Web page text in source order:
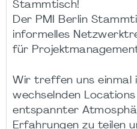
Stammtisch!
Der PMI Berlin
informelles
für
Wir treffen uns einmal
wechselnden
entspannter
Erfahrungen zu teilen